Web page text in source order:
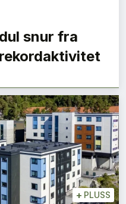
snur fra
+ PLUSS